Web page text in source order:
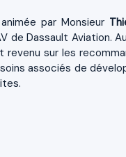
par Monsieur
de Dassault
revenu sur les
associés de